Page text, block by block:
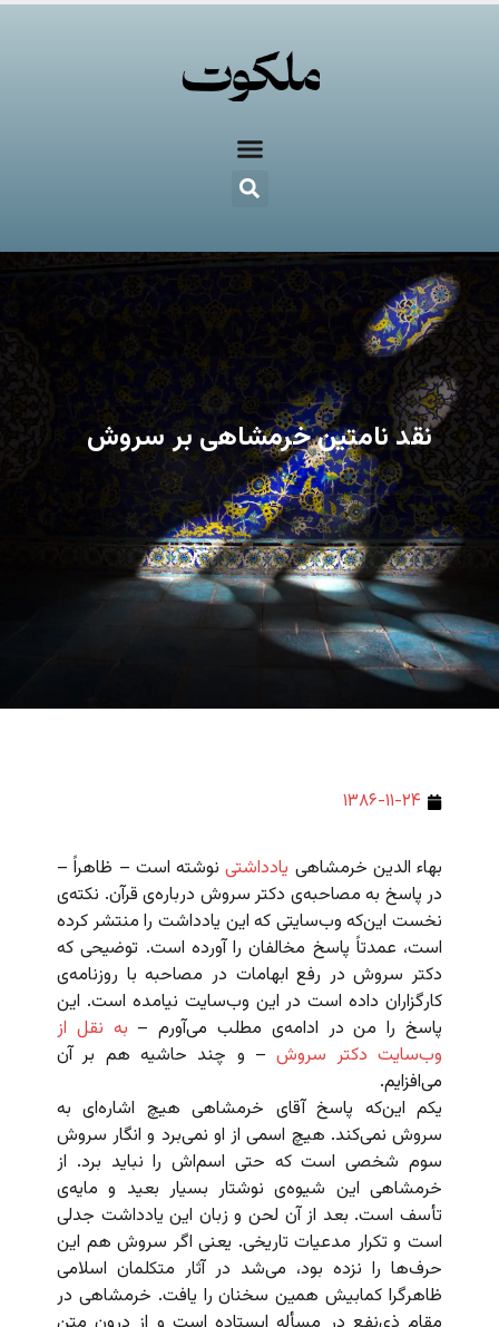
نقد نامتین خرمشاهی بر سروش
۱۳۸۶-۱۱-۲۴
بهاء الدین خرمشاهی یادداشتینوشته است – ظاهراً –
در پاسخ به مصاحبه‌ی دکتر سروش درباره‌ی قرآن. نکته‌ی
نخست این‌که وب‌سایتی که این یادداشت را منتشر کرده
است، عمدتاً پاسخ مخالفان را آورده است. توضیحی که
دکتر سروش در رفع ابهامات در مصاحبه با روزنامه‌ی
کارگزاران داده است در این وب‌سایت نیامده است. این
پاسخ را من در ادامه‌ی مطلب می‌آورم – به نقل از
وب‌سایت دکتر سروش– و چند حاشیه هم بر آن
می‌افزایم.
یکم این‌که پاسخ آقای خرمشاهی هیچ اشاره‌ای به
سروش نمی‌کند. هیچ اسمی از او نمی‌برد و انگار سروش
سوم شخصی است که حتی اسم‌اش را نباید برد. از
خرمشاهی این شیوه‌ی نوشتار بسیار بعید و مایه‌ی
تأسف است. بعد از آن لحن و زبان این یادداشت جدلی
است و تکرار مدعیات تاریخی. یعنی اگر سروش هم این
حرف‌ها را نزده بود، می‌شد در آثار متکلمان اسلامی
ظاهرگرا کمابیش همین سخنان را یافت. خرمشاهی در